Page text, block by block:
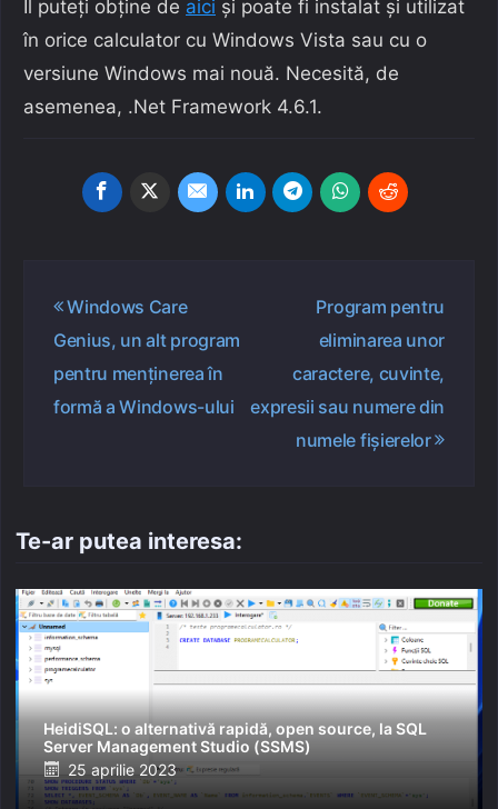
Îl puteți obține de aici și poate fi instalat și utilizat
în orice calculator cu Windows Vista sau cu o
versiune Windows mai nouă. Necesită, de
asemenea, .Net Framework 4.6.1.
Navigare
articole
Windows Care
Genius, un alt program
pentru menținerea în
formă a Windows-ului
Program pentru
eliminarea unor
caractere, cuvinte,
expresii sau numere din
numele fișierelor
Te-ar putea interesa:
HeidiSQL: o alternativă rapidă, open source, la SQL
Server Management Studio (SSMS)
Posted
on
25 aprilie 2023